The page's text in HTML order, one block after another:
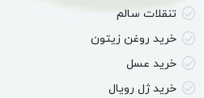
تنقلات سالم
خرید روغن زیتون
خرید عسل
خرید ژل رویال